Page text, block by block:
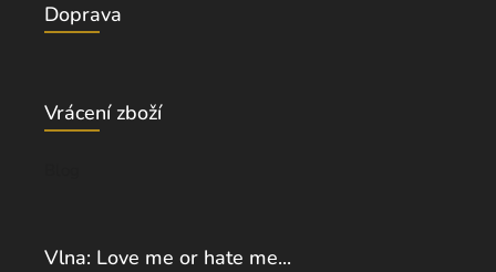
Doprava
Vrácení zboží
Vlna: Love me or hate me...